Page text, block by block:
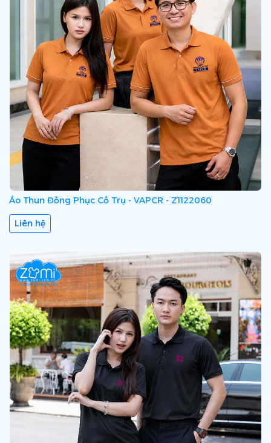
Để được tư vấn và sở hữu những mẫu áo thun cổ trụ với
giá ưu đãi nhất, hãy liên hệ Hotline:0903 132 585
may áo thun đồng phụcZumi Uniform
sẽ đưa ra giải pháp
toàn diện và chuyên nghiệp để giúp quý doanh nghiệp
“Nâng Giá Trị Thương Hiệu” và gửi thông điệp trọn vẹn tới
khách hàng.
Áo Thun Đồng Phục Cổ Trụ - VAPCR - Z1122060
Liên hệ